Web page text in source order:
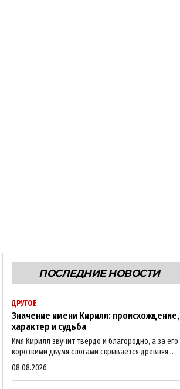
ПОСЛЕДНИЕ НОВОСТИ
ДРУГОЕ
Значение имени Кирилл: происхождение,
характер и судьба
Имя Кирилл звучит твердо и благородно, а за его
короткими двумя слогами скрывается древняя...
08.08.2026